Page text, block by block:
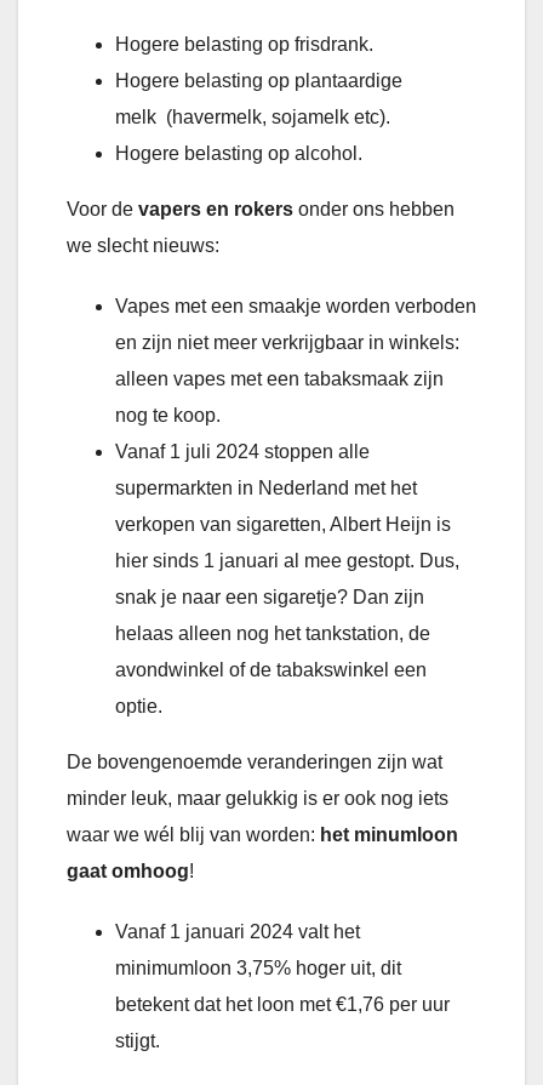
Hogere belasting op frisdrank.
Hogere belasting op plantaardige
melk (havermelk, sojamelk etc).
Hogere belasting op alcohol.
Voor de vapers en rokers onder ons hebben
we slecht nieuws:
Vapes met een smaakje worden verboden
en zijn niet meer verkrijgbaar in winkels:
alleen vapes met een tabaksmaak zijn
nog te koop.
Vanaf 1 juli 2024 stoppen alle
supermarkten in Nederland met het
verkopen van sigaretten, Albert Heijn is
hier sinds 1 januari al mee gestopt. Dus,
snak je naar een sigaretje? Dan zijn
helaas alleen nog het tankstation, de
avondwinkel of de tabakswinkel een
optie.
De bovengenoemde veranderingen zijn wat
minder leuk, maar gelukkig is er ook nog iets
waar we wél blij van worden: het minumloon
gaat omhoog!
Vanaf 1 januari 2024 valt het
minimumloon 3,75% hoger uit, dit
betekent dat het loon met €1,76 per uur
stijgt.